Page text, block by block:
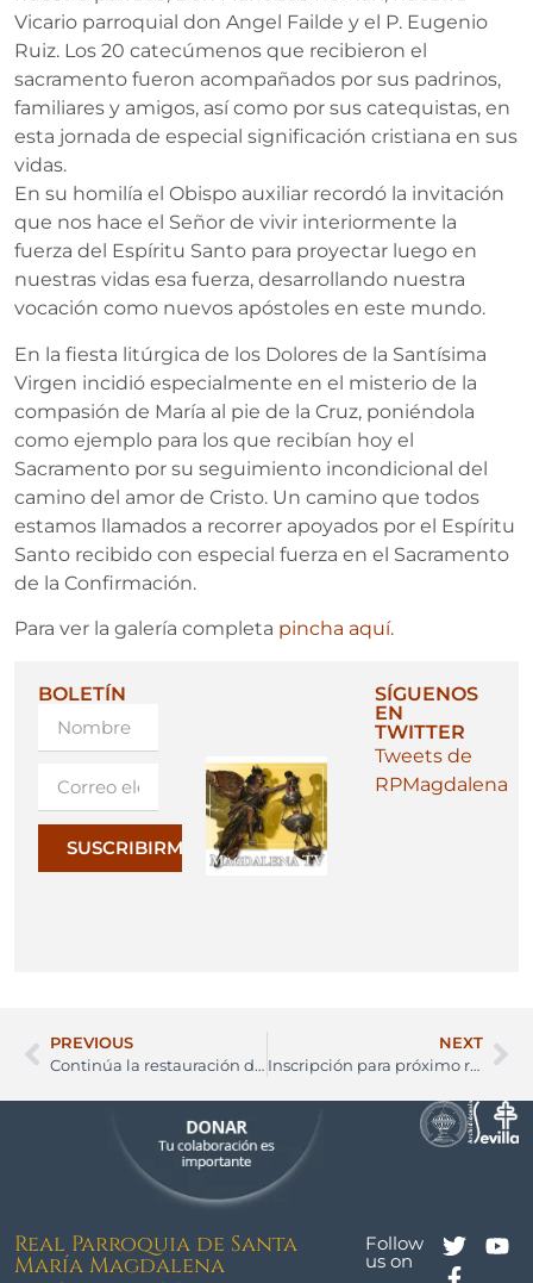
Vicario parroquial don Angel Failde y el P. Eugenio
Ruiz. Los 20 catecúmenos que recibieron el
sacramento fueron acompañados por sus padrinos,
familiares y amigos, así como por sus catequistas, en
esta jornada de especial significación cristiana en sus
vidas.
En su homilía el Obispo auxiliar recordó la invitación
que nos hace el Señor de vivir interiormente la
fuerza del Espíritu Santo para proyectar luego en
nuestras vidas esa fuerza, desarrollando nuestra
vocación como nuevos apóstoles en este mundo.
En la fiesta litúrgica de los Dolores de la Santísima
Virgen incidió especialmente en el misterio de la
compasión de María al pie de la Cruz, poniéndola
como ejemplo para los que recibían hoy el
Sacramento por su seguimiento incondicional del
camino del amor de Cristo. Un camino que todos
estamos llamados a recorrer apoyados por el Espíritu
Santo recibido con especial fuerza en el Sacramento
de la Confirmación.
Para ver la galería completa pincha aquí.
BOLETÍN
SUSCRIBIRME
SÍGUENOS
EN
TWITTER
Tweets de
RPMagdalena
PREVIOUS
Continúa la restauración de la última fase de la Nave del Evangelio
NEXT
Inscripción para próximo retiro Emaús hombres
Real Parroquia de Santa
María Magdalena
Follow
us on